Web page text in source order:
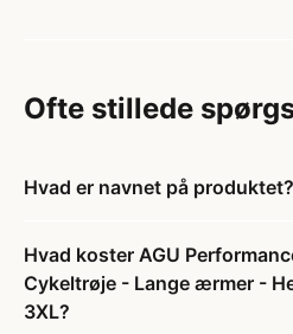
Ofte stillede
Hvad er navnet på produktet?
Hvad koster AGU
Cykeltrøje - Lange ærmer -
3XL?